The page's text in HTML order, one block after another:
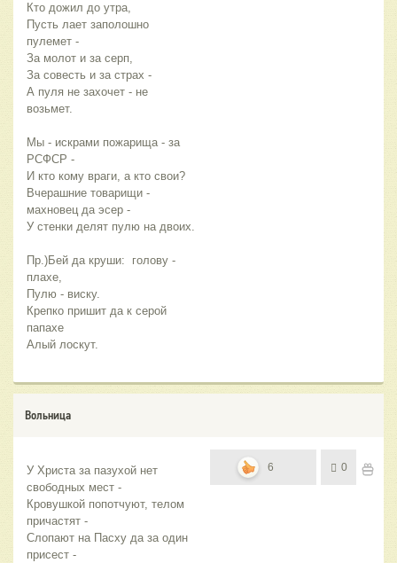
Кто дожил до утра,
Пусть лает заполошно
пулемет -
За молот и за серп,
За совесть и за страх -
А пуля не захочет - не
возьмет.
Мы - искрами пожарища - за
РСФСР -
И кто кому враги, а кто свои?
Вчерашние товарищи -
махновец да эсер -
У стенки делят пулю на двоих.
Пр.)Бей да круши:  голову -
плахе,
Пулю - виску.
Крепко пришит да к серой
папахе
Алый лоскут.
Вольница
У Христа за пазухой нет
свободных мест -
Кровушкой попотчуют, телом
причастят -
Слопают на Пасху да за один
присест -
6 0